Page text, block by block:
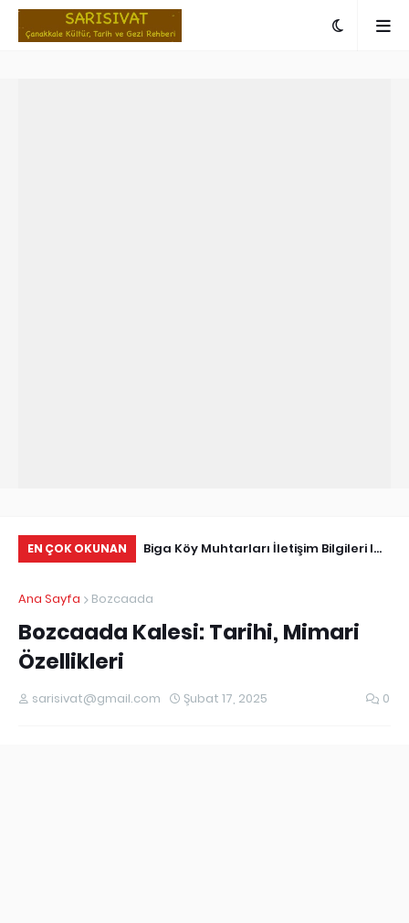
EN ÇOK OKUNAN
Biga Köy Muhtarları İletişim Bilgileri I
Ana Sayfa Bozcaada
Bozcaada Kalesi: Tarihi, Mimari
Özellikleri
sarisivat@gmail.com Şubat 17, 2025 0